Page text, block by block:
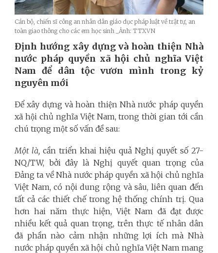
Cán bộ, chiến sĩ công an nhân dân giáo dục pháp luật về trật tự, an
toàn giao thông cho các em học sinh _Ảnh: TTXVN
Định hướng xây dựng và hoàn thiện Nhà
nước pháp quyền xã hội chủ nghĩa Việt
Nam để dân tộc vươn mình trong kỷ
nguyên mới
Để xây dựng và hoàn thiện Nhà nước pháp quyền
xã hội chủ nghĩa Việt Nam, trong thời gian tới cần
chú trọng một số vấn đề sau:
Một là, cần triển khai hiệu quả Nghị quyết số 27-
NQ/TW, bởi đây là Nghị quyết quan trọng của
Đảng ta về Nhà nước pháp quyền xã hội chủ nghĩa
Việt Nam, có nội dung rộng và sâu, liên quan đến
tất cả các thiết chế trong hệ thống chính trị. Qua
hơn hai năm thực hiện, Việt Nam đã đạt được
nhiều kết quả quan trọng, trên thực tế nhân dân
đã phần nào cảm nhận những lợi ích mà Nhà
nước pháp quyền xã hội chủ nghĩa Việt Nam mang